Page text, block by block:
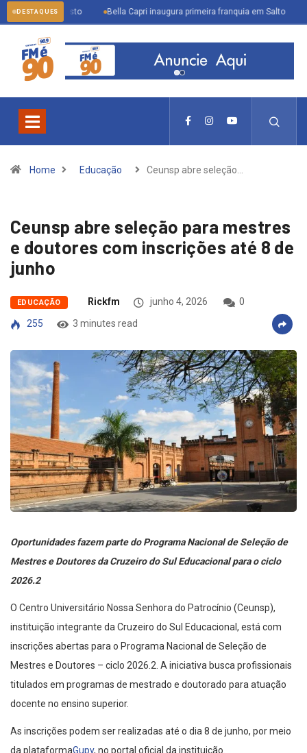
DESTAQUES
de agosto Bella Capri inaugura primeira franquia em Salto
Home Educação Ceunsp abre seleção…
Ceunsp abre seleção para mestres
e doutores com inscrições até 8 de
junho
EDUCAÇÃO Rickfm junho 4, 2026
0
255
3 minutes read
Oportunidades fazem parte do Programa Nacional de Seleção de
Mestres e Doutores da Cruzeiro do Sul Educacional para o ciclo
2026.2
O Centro Universitário Nossa Senhora do Patrocínio (Ceunsp),
instituição integrante da Cruzeiro do Sul Educacional, está com
inscrições abertas para o Programa Nacional de Seleção de
Mestres e Doutores – ciclo 2026.2. A iniciativa busca profissionais
titulados em programas de mestrado e doutorado para atuação
docente no ensino superior.
As inscrições podem ser realizadas até o dia 8 de junho, por meio
da plataformaGupy, no portal oficial da instituição.